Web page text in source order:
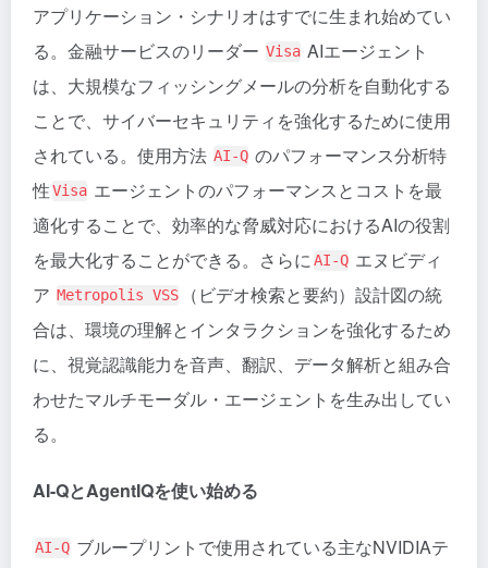
アプリケーション・シナリオはすでに生まれ始めてい
る。金融サービスのリーダー Visa AIエージェント
は、大規模なフィッシングメールの分析を自動化する
ことで、サイバーセキュリティを強化するために使用
されている。使用方法 AI-Q のパフォーマンス分析特
性Visa エージェントのパフォーマンスとコストを最
適化することで、効率的な脅威対応におけるAIの役割
を最大化することができる。さらにAI-Q エヌビディ
ア Metropolis VSS
（ビデオ検索と要約）設計図の統
合は、環境の理解とインタラクションを強化するため
に、視覚認識能力を音声、翻訳、データ解析と組み合
わせたマルチモーダル・エージェントを生み出してい
る。
AI-QとAgentIQを使い始める
AI-Q ブループリントで使用されている主なNVIDIAテ